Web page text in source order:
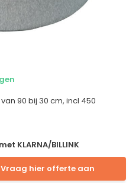
90 bij 30 cm, incl 450
met KLARNA/BILLINK
hier offerte aan